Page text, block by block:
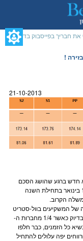
אינטרנט,
לחץ
מרכזי
חבריך בפייסבוק בדף זה
!
21-10-2013
חדש ברגע שהושג הסכם
בוושינגטון ששומר את הממשלה פתוחה לעסקים עד ל-15 בינואר בתחילת השנה
הקרוב.
של המשקיעים בוול-סטריט
4 מחברות ה-
כל הזמנים, כבר חלפו
יפה עלולים להתחיל